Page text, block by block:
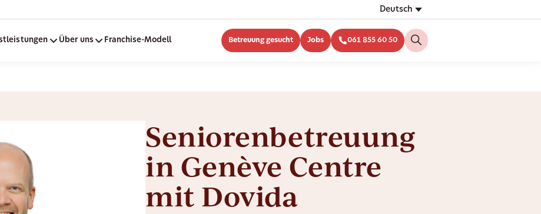
Deutsch
Über uns Franchise-Modell Betreuung gesucht Jobs 061 855 60 50
Seniorenbetreuung
in Genève Centre
mit Dovida